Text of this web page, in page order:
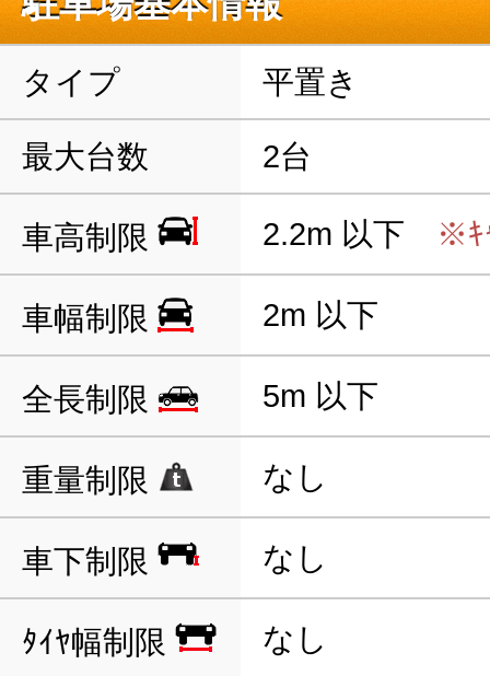
タイプ 平置き
最大台数 2台
車高制限 2.2m 以下 ※ｷ
車幅制限 2m 以下
全長制限 5m 以下
重量制限 なし
車下制限 なし
ﾀｲﾔ幅制限 なし